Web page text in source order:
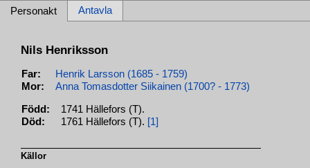
Personakt Antavla
Nils Henriksson
Far:
Henrik Larsson (1685 - 1759)
Mor:
Anna Tomasdotter Siikainen (1700? - 1773)
Född:
1741 Hällefors (T).
Död:
1761 Hällefors (T). [1]
Källor